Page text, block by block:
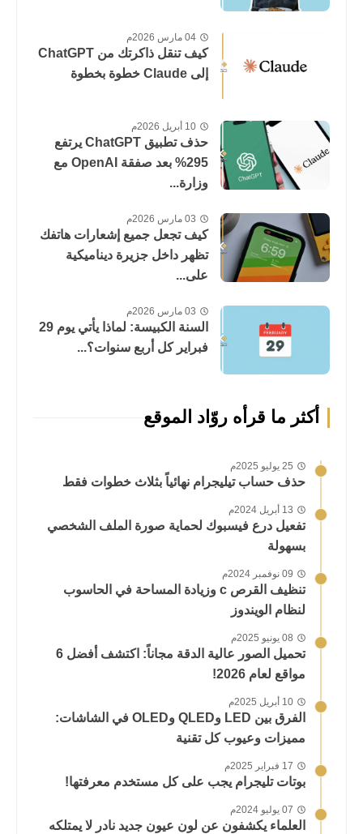
04 مارس 2026م
كيف تنقل ذاكرتك من ChatGPT
إلى Claude خطوة بخطوة
10 أبريل 2026م
حذف تطبيق ChatGPT يرتفع
295% بعد صفقة OpenAI مع
وزارة...
03 مارس 2026م
كيف تجعل جميع إشعارات هاتفك
تظهر داخل جزيرة ديناميكية
على...
03 مارس 2026م
السنة الكبيسة: لماذا يأتي يوم 29
فبراير كل أربع سنوات؟...
أكثر ما قرأه روّاد الموقع
25 يوليو 2025م
حذف حساب تيليجرام نهائياً بثلاث خطوات فقط
13 أبريل 2024م
تفعيل درع فيسبوك لحماية صورة الملف الشخصي
بسهولة
09 نوفمبر 2024م
تنظيف القرص c وزيادة المساحة في الحاسوب
لنظام الويندوز
08 يونيو 2025م
تحميل الصور عالية الدقة مجاناً: اكتشف أفضل 6
مواقع لعام 2026!
10 أبريل 2025م
الفرق بين LED وQLED وOLED في الشاشات:
مميزات وعيوب كل تقنية
17 فبراير 2025م
بوتات تليجرام يجب على كل مستخدم معرفتها!
07 يوليو 2024م
العلماء يكشفون عن لون عيون جديد نادر لا يمتلكه